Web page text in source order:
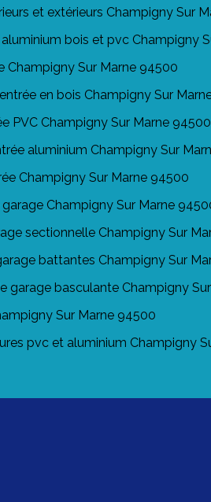
et extérieurs Champigny Sur
bois et pvc Champigny
Champigny Sur Marne 94500
en bois Champigny Sur
PVC Champigny Sur Marne 94500
aluminium Champigny Sur
Champigny Sur Marne 94500
Champigny Sur Marne
sectionnelle Champigny Sur
battantes Champigny Sur
garage basculante Champigny
Sur Marne 94500
pvc et aluminium Champigny